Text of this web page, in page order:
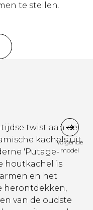
te stellen.
twist aan de
kachels uit
'Putage-
houtkachel is
en het
herontdekken,
van de oudste
Volgende
model